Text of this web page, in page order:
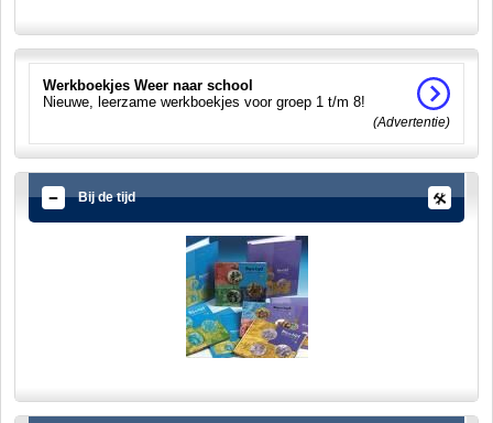
Werkboekjes Weer naar school
Nieuwe, leerzame werkboekjes voor groep 1 t/m 8!
(Advertentie)
Bij de tijd